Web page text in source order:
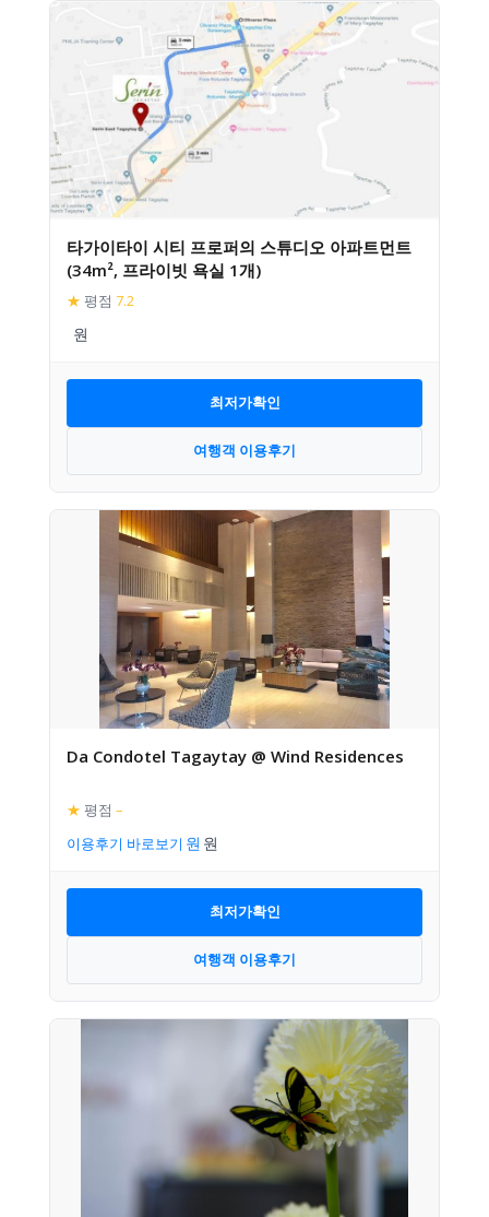
타가이타이 시티 프로퍼의 스튜디오 아파트먼트
(34m², 프라이빗 욕실 1개)
★ 평점 7.2
최저가확인
여행객 이용후기
Da Condotel Tagaytay @ Wind Residences
★ 평점 –
이용후기 바로보기
최저가확인
여행객 이용후기